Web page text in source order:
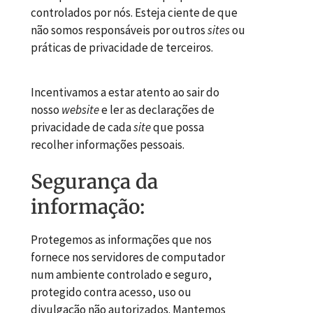
controlados por nós. Esteja ciente de que
não somos responsáveis por outrossitesou
práticas de privacidade de terceiros.
Incentivamos a estar atento ao sair do
nosso websitee ler as declarações de
privacidade de cadasiteque possa
recolher informações pessoais.
Segurança da
informação:
Protegemos as informações que nos
fornece nos servidores de computador
num ambiente controlado e seguro,
protegido contra acesso, uso ou
divulgação não autorizados. Mantemos